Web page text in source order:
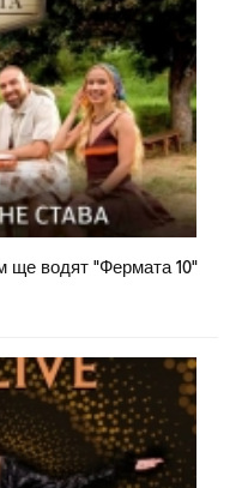
ще водят "Фермата 10"